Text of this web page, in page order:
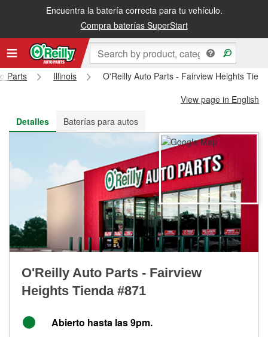
Encuentra la batería correcta para tu vehículo.
Compra baterías SuperStart
Recibe tu orden gratis al día siguiente o recógela en la tienda
Parts Illinois
O'Reilly Auto Parts - Fairview Heights
View page in English
Detalles
Baterías para autos
O'Reilly Auto Parts - Fairview
Heights Tienda #871
Abierto hasta las 9pm.